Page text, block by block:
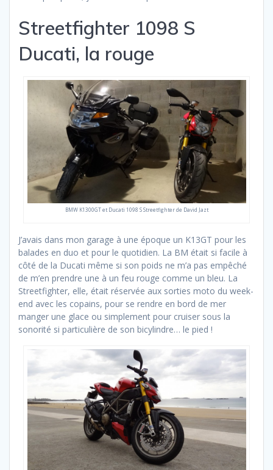
Streetfighter 1098 S
Ducati, la rouge
BMW K1300GT et Ducati 1098 S Streetfighter de David Jazt
J’avais dans mon garage à une époque un K13GT pour les
balades en duo et pour le quotidien. La BM était si facile à
côté de la Ducati même si son poids ne m’a pas empêché
de m’en prendre une à un feu rouge comme un bleu. La
Streetfighter, elle, était réservée aux sorties moto du week-
end avec les copains, pour se rendre en bord de mer
manger une glace ou simplement pour cruiser sous la
sonorité si particulière de son bicylindre… le pied !